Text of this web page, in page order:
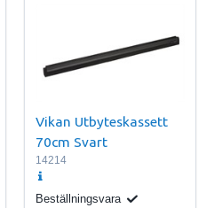
Vikan Utbyteskassett
70cm Svart
14214
Beställningsvara